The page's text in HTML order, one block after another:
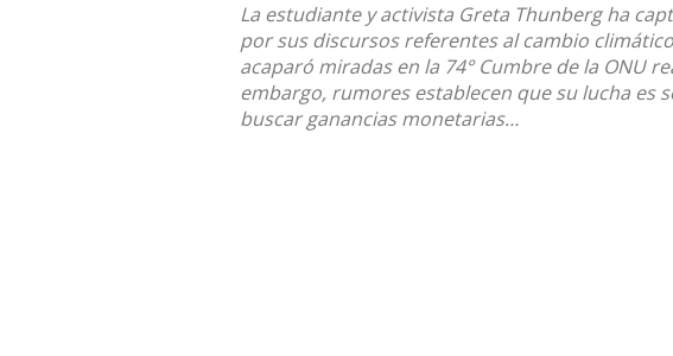
La estudiante y activista Greta Thunberg ha
por sus discursos referentes al cambio
acaparó miradas en la 74° Cumbre de la ONU
embargo, rumores establecen que su lucha es
buscar ganancias monetarias…